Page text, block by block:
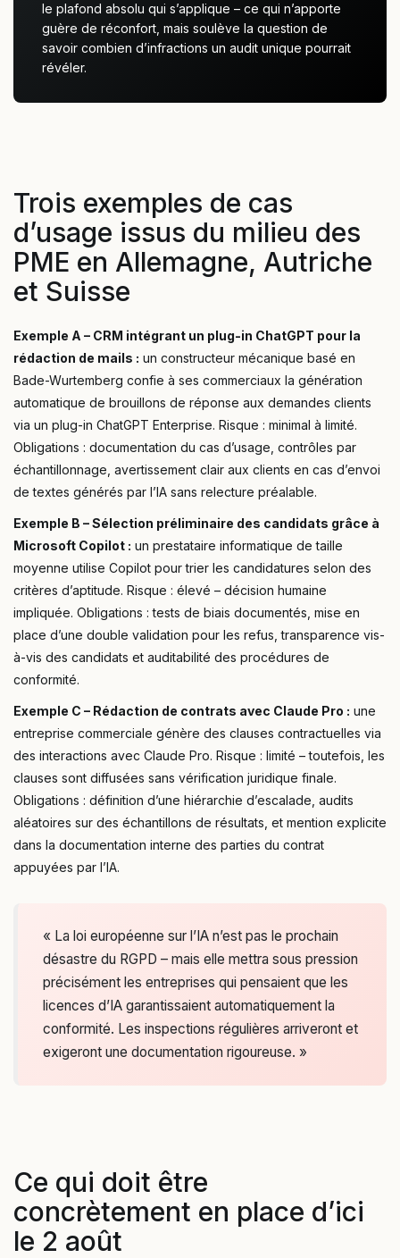
le plafond absolu qui s’applique – ce qui n’apporte
guère de réconfort, mais soulève la question de
savoir combien d’infractions un audit unique pourrait
révéler.
Trois exemples de cas
d’usage issus du milieu des
PME en Allemagne, Autriche
et Suisse
Exemple A – CRM intégrant un plug-in ChatGPT pour la
rédaction de mails : un constructeur mécanique basé en
Bade-Wurtemberg confie à ses commerciaux la génération
automatique de brouillons de réponse aux demandes clients
via un plug-in ChatGPT Enterprise. Risque : minimal à limité.
Obligations : documentation du cas d’usage, contrôles par
échantillonnage, avertissement clair aux clients en cas d’envoi
de textes générés par l’IA sans relecture préalable.
Exemple B – Sélection préliminaire des candidats grâce à
Microsoft Copilot : un prestataire informatique de taille
moyenne utilise Copilot pour trier les candidatures selon des
critères d’aptitude. Risque : élevé – décision humaine
impliquée. Obligations : tests de biais documentés, mise en
place d’une double validation pour les refus, transparence vis-
à-vis des candidats et auditabilité des procédures de
conformité.
Exemple C – Rédaction de contrats avec Claude Pro : une
entreprise commerciale génère des clauses contractuelles via
des interactions avec Claude Pro. Risque : limité – toutefois, les
clauses sont diffusées sans vérification juridique finale.
Obligations : définition d’une hiérarchie d’escalade, audits
aléatoires sur des échantillons de résultats, et mention explicite
dans la documentation interne des parties du contrat
appuyées par l’IA.
« La loi européenne sur l’IA n’est pas le prochain
désastre du RGPD – mais elle mettra sous pression
précisément les entreprises qui pensaient que les
licences d’IA garantissaient automatiquement la
conformité. Les inspections régulières arriveront et
exigeront une documentation rigoureuse. »
Ce qui doit être
concrètement en place d’ici
le 2 août